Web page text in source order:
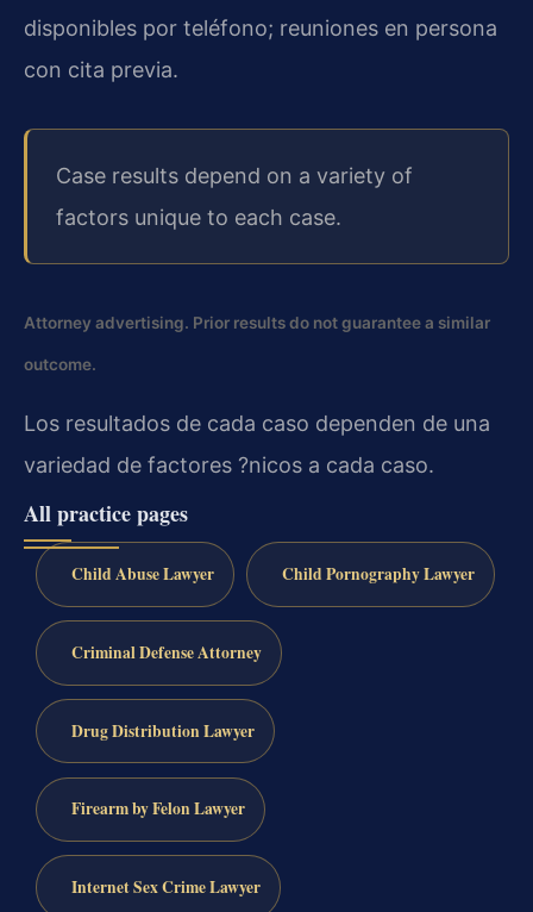
disponibles por teléfono; reuniones en persona
con cita previa.
Case results depend on a variety of
factors unique to each case.
Attorney advertising. Prior results do not guarantee a similar
outcome.
Los resultados de cada caso dependen de una
variedad de factores ?nicos a cada caso.
All practice pages
Child Abuse Lawyer Child Pornography Lawyer
Criminal Defense Attorney
Drug Distribution Lawyer
Firearm by Felon Lawyer
Internet Sex Crime Lawyer